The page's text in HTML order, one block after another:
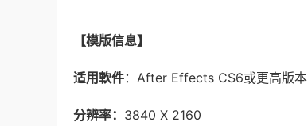
【模版信息】
适用軟件：After Effects CS6或更高版本
分辨率： 3840 X 2160